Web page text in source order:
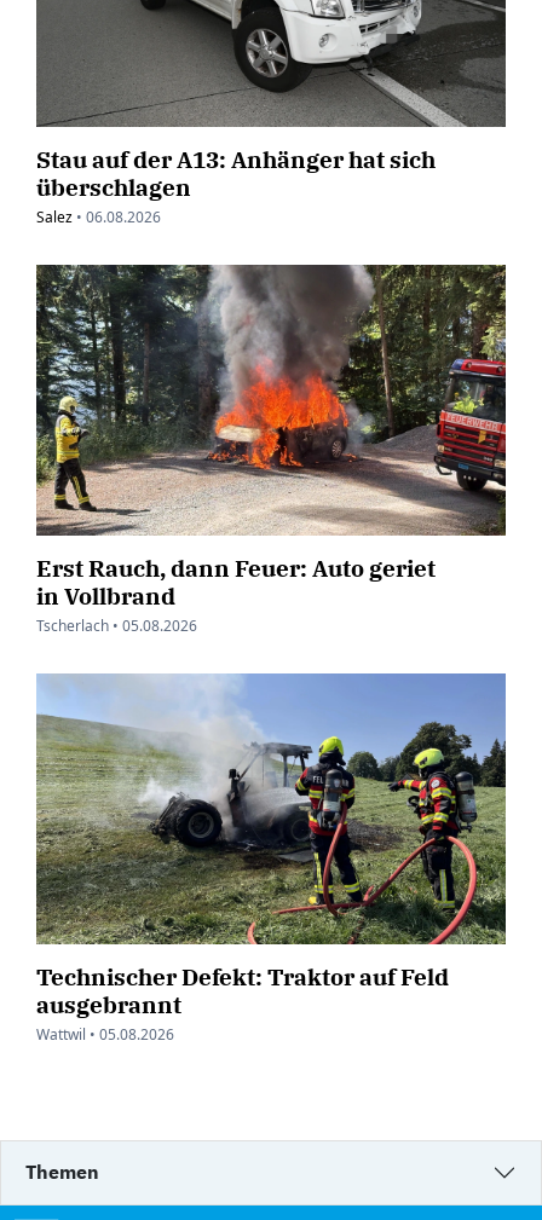
Stau auf der A13: Anhänger hat sich
überschlagen
Salez • 06.08.2026
Erst Rauch, dann Feuer: Auto geriet
in Vollbrand
Tscherlach • 05.08.2026
Technischer Defekt: Traktor auf Feld
ausgebrannt
Wattwil • 05.08.2026
Themen